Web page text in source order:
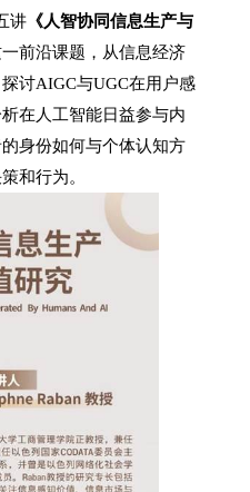
讲《人智协同信息生产与
一前沿课题，从信息经济
讨AIGC与UGC在用户感
在人工智能日益参与内
身份如何与个体认知方
和行为。